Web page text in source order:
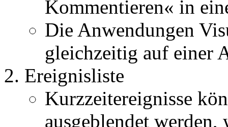
Kommentieren« in
Die Anwendungen
gleichzeitig auf einer
Ereignisliste
Kurzzeitereignisse
ausgeblendet